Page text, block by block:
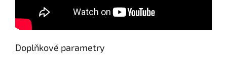
Doplňkové parametry